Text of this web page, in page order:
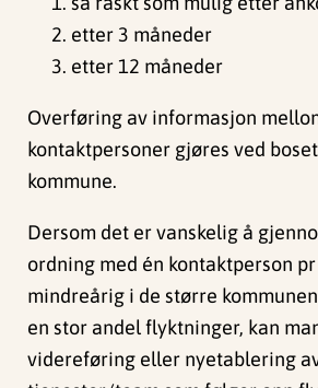
etter 3 måneder
etter 12 måneder
Overføring av informasjon
kontaktpersoner gjøres ved
kommune.
Dersom det er vanskelig å
ordning med én kontaktperson
mindreårig i de større
en stor andel flyktninger, kan
videreføring eller nyetablering